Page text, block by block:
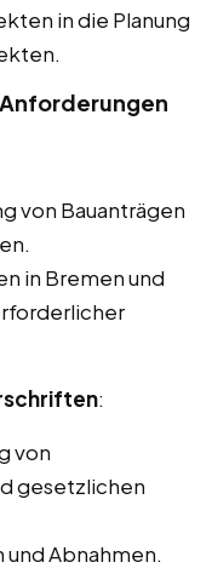
in die Planung
von Bauanträgen
in Bremen und
:
von
gesetzlichen
und Abnahmen.